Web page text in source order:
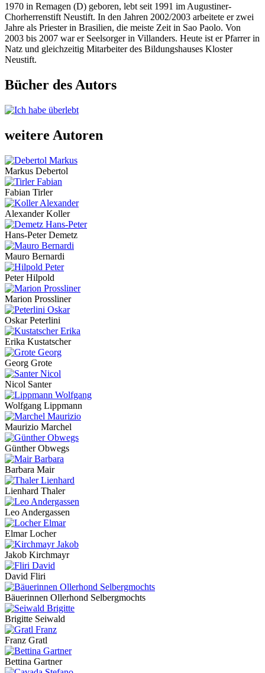
1970 in Remagen (D) geboren, lebt seit 1991 im Augustiner-
Chorherrenstift Neustift. In den Jahren 2002/2003 arbeitete er zwei
Jahre als Priester in Brasilien, die meiste Zeit in Sao Paolo. Von
2003 bis 2007 war er Seelsorger in Villanders. Heute ist er Pfarrer in
Natz und gleichzeitig Mitarbeiter des Bildungshauses Kloster
Neustift.
Bücher des Autors
weitere Autoren
Markus Debertol
Fabian Tirler
Alexander Koller
Hans-Peter Demetz
Mauro Bernardi
Peter Hilpold
Marion Prossliner
Oskar Peterlini
Erika Kustatscher
Georg Grote
Nicol Santer
Wolfgang Lippmann
Maurizio Marchel
Günther Obwegs
Barbara Mair
Lienhard Thaler
Leo Andergassen
Elmar Locher
Jakob Kirchmayr
David Fliri
Bäuerinnen Ollerhond Selbergmochts
Brigitte Seiwald
Franz Gratl
Bettina Gartner